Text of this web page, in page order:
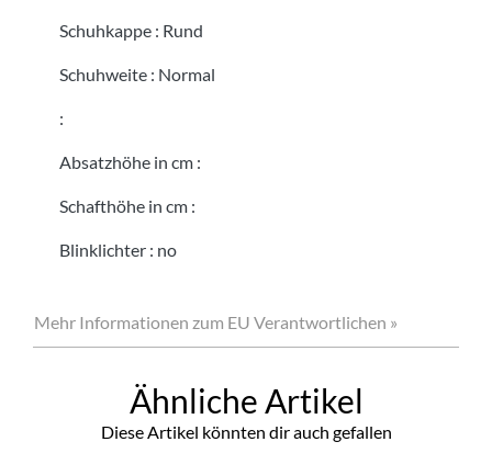
Schuhkappe : Rund
Schuhweite : Normal
:
Absatzhöhe in cm :
Schafthöhe in cm :
Blinklichter : no
Mehr Informationen zum EU Verantwortlichen »
Ähnliche Artikel
Diese Artikel könnten dir auch gefallen